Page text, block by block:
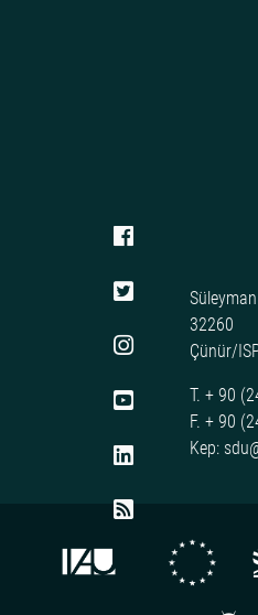
32260
Çünür/
T. + 90
F. + 90
Kep: